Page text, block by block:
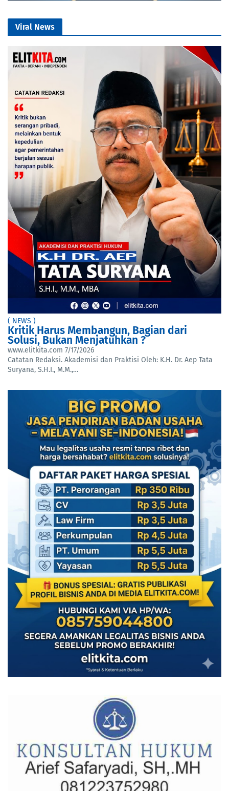
Viral News
( NEWS )
Kritik Harus Membangun, Bagian dari
Solusi, Bukan Menjatuhkan ?
www.elitkita.com 7/17/2026
Catatan Redaksi. Akademisi dan Praktisi Oleh: K.H. Dr. Aep Tata
Suryana, S.H.I., M.M.,…